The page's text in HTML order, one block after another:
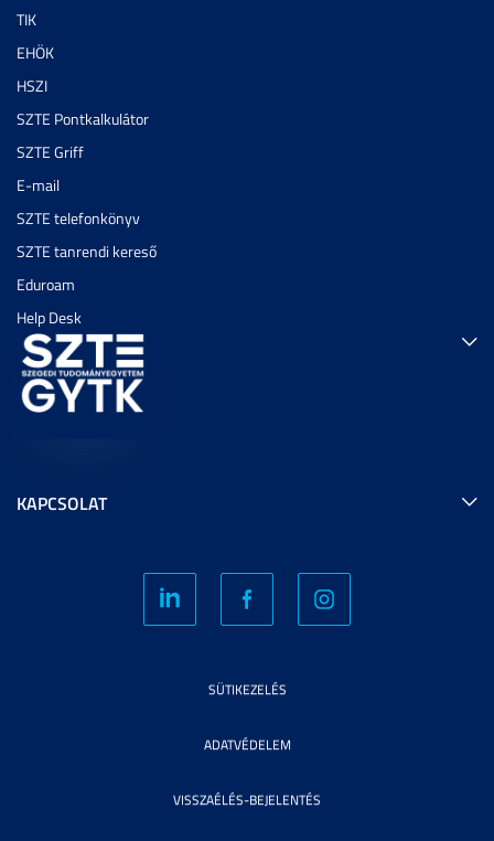
TIK
EHÖK
HSZI
SZTE Pontkalkulátor
SZTE Griff
E-mail
SZTE telefonkönyv
SZTE tanrendi kereső
Eduroam
Help Desk
KAPCSOLAT
SÜTIKEZELÉS
ADATVÉDELEM
VISSZAÉLÉS-BEJELENTÉS